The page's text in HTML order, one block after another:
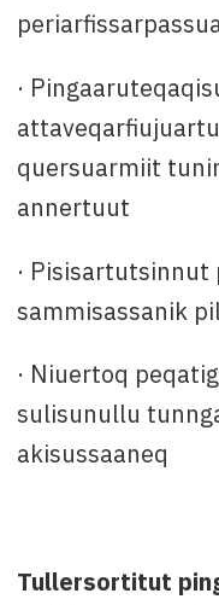
·
quersuarmiit
annertuut
·
sammisassanik
· Niuertoq
sulisunullu
akisussaaneq
Tullersortitut